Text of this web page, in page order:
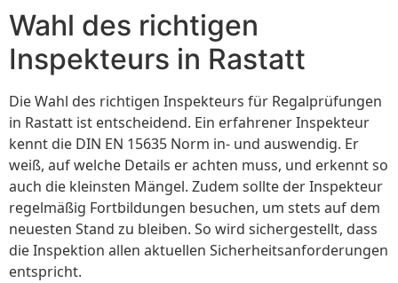
Wahl des richtigen
Inspekteurs in Rastatt
Die Wahl des richtigen Inspekteurs für Regalprüfungen
in Rastatt ist entscheidend. Ein erfahrener Inspekteur
kennt die DIN EN 15635 Norm in- und auswendig. Er
weiß, auf welche Details er achten muss, und erkennt so
auch die kleinsten Mängel. Zudem sollte der Inspekteur
regelmäßig Fortbildungen besuchen, um stets auf dem
neuesten Stand zu bleiben. So wird sichergestellt, dass
die Inspektion allen aktuellen Sicherheitsanforderungen
entspricht.